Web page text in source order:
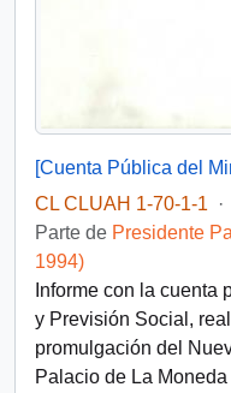
CL CLUAH 1-70-1-1
·
Parte de Presidente
1994)
Informe con la cuenta
y Previsión Social,
promulgación del
Palacio de La